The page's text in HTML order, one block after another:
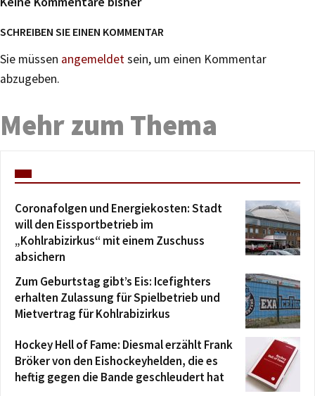
SCHREIBEN SIE EINEN KOMMENTAR
Sie müssen angemeldetsein, um einen Kommentar
abzugeben.
Mehr zum Thema
Coronafolgen und Energiekosten: Stadt
will den Eissportbetrieb im
„Kohlrabizirkus“ mit einem Zuschuss
absichern
Zum Geburtstag gibt’s Eis: Icefighters
erhalten Zulassung für Spielbetrieb und
Mietvertrag für Kohlrabizirkus
Hockey Hell of Fame: Diesmal erzählt Frank
Bröker von den Eishockeyhelden, die es
heftig gegen die Bande geschleudert hat